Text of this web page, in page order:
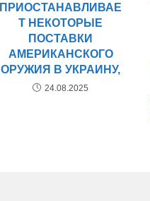
ПРИОСТАНАВЛИВАЕ
Т НЕКОТОРЫЕ
ПОСТАВКИ
АМЕРИКАНСКОГО
ОРУЖИЯ В УКРАИНУ,
24.08.2025